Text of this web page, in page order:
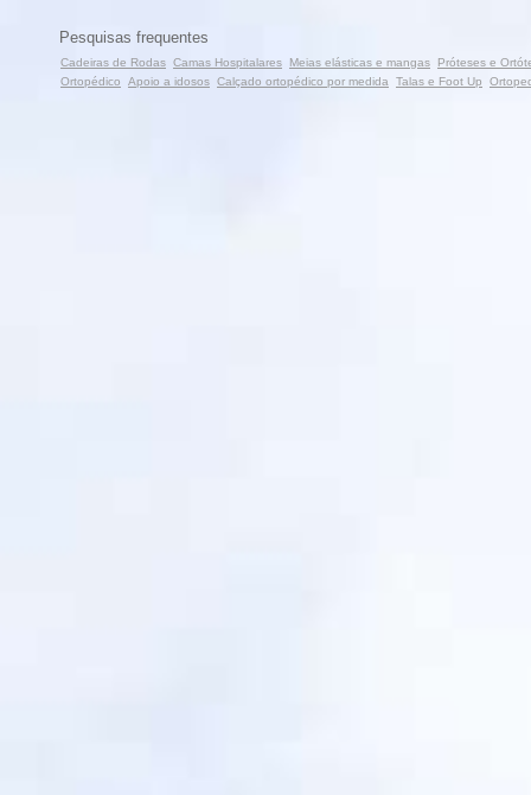
Pesquisas frequentes
Cadeiras de Rodas Camas Hospitalares Meias elásticas e mangas
Próteses e
Ortopédico
Apoio a idosos Calçado ortopédico por medida Talas e Foot Up